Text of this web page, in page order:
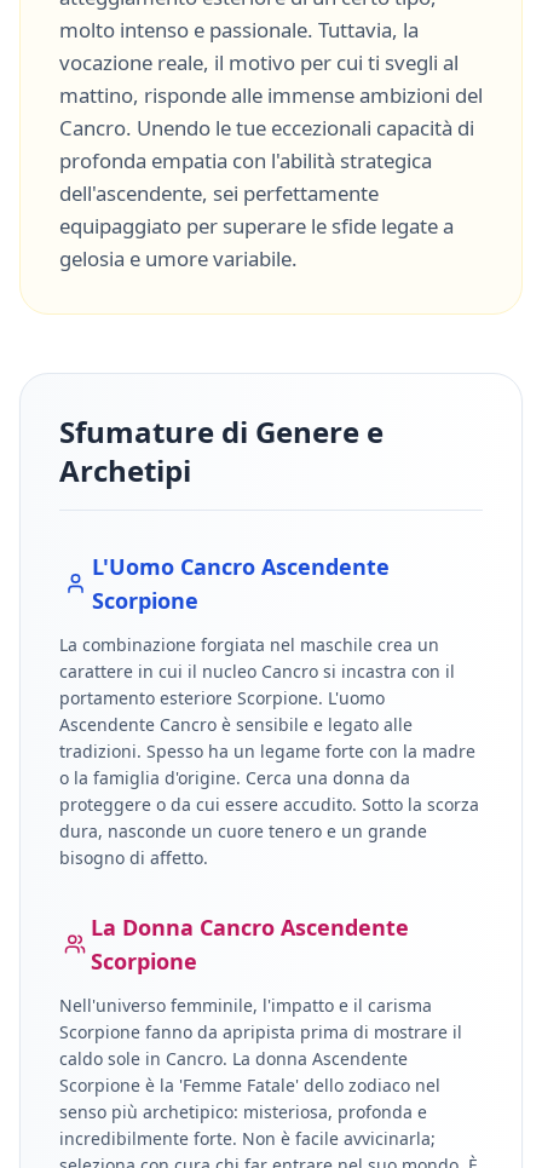
molto intenso e passionale. Tuttavia, la
vocazione reale, il motivo per cui ti svegli al
mattino, risponde alle immense ambizioni del
Cancro. Unendo le tue eccezionali capacità di
profonda empatia con l'abilità strategica
dell'ascendente, sei perfettamente
equipaggiato per superare le sfide legate a
gelosia e umore variabile.
Sfumature di Genere e
Archetipi
L'Uomo Cancro Ascendente
Scorpione
La combinazione forgiata nel maschile crea un
carattere in cui il nucleo Cancro si incastra con il
portamento esteriore Scorpione. L'uomo
Ascendente Cancro è sensibile e legato alle
tradizioni. Spesso ha un legame forte con la madre
o la famiglia d'origine. Cerca una donna da
proteggere o da cui essere accudito. Sotto la scorza
dura, nasconde un cuore tenero e un grande
bisogno di affetto.
La Donna Cancro Ascendente
Scorpione
Nell'universo femminile, l'impatto e il carisma
Scorpione fanno da apripista prima di mostrare il
caldo sole in Cancro. La donna Ascendente
Scorpione è la 'Femme Fatale' dello zodiaco nel
senso più archetipico: misteriosa, profonda e
incredibilmente forte. Non è facile avvicinarla;